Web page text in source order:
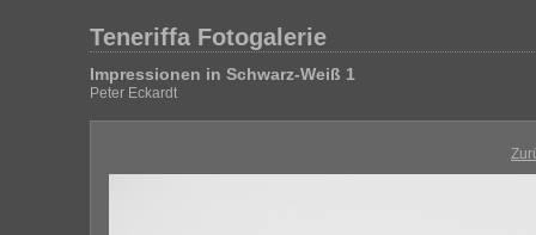
Teneriffa Fotogalerie
Impressionen in Schwarz-Weiß 1
Peter Eckardt